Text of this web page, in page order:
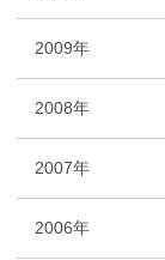
2009年
2008年
2007年
2006年